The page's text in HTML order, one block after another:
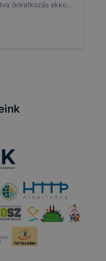
(kiiratkozás ekkor